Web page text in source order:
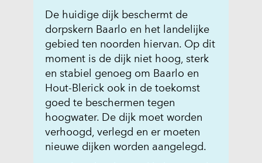
De huidige dijk beschermt de
dorpskern Baarlo en het landelijke
gebied ten noorden hiervan. Op dit
moment is de dijk niet hoog, sterk
en stabiel genoeg om Baarlo en
Hout-Blerick ook in de toekomst
goed te beschermen tegen
hoogwater. De dijk moet worden
verhoogd, verlegd en er moeten
nieuwe dijken worden aangelegd.